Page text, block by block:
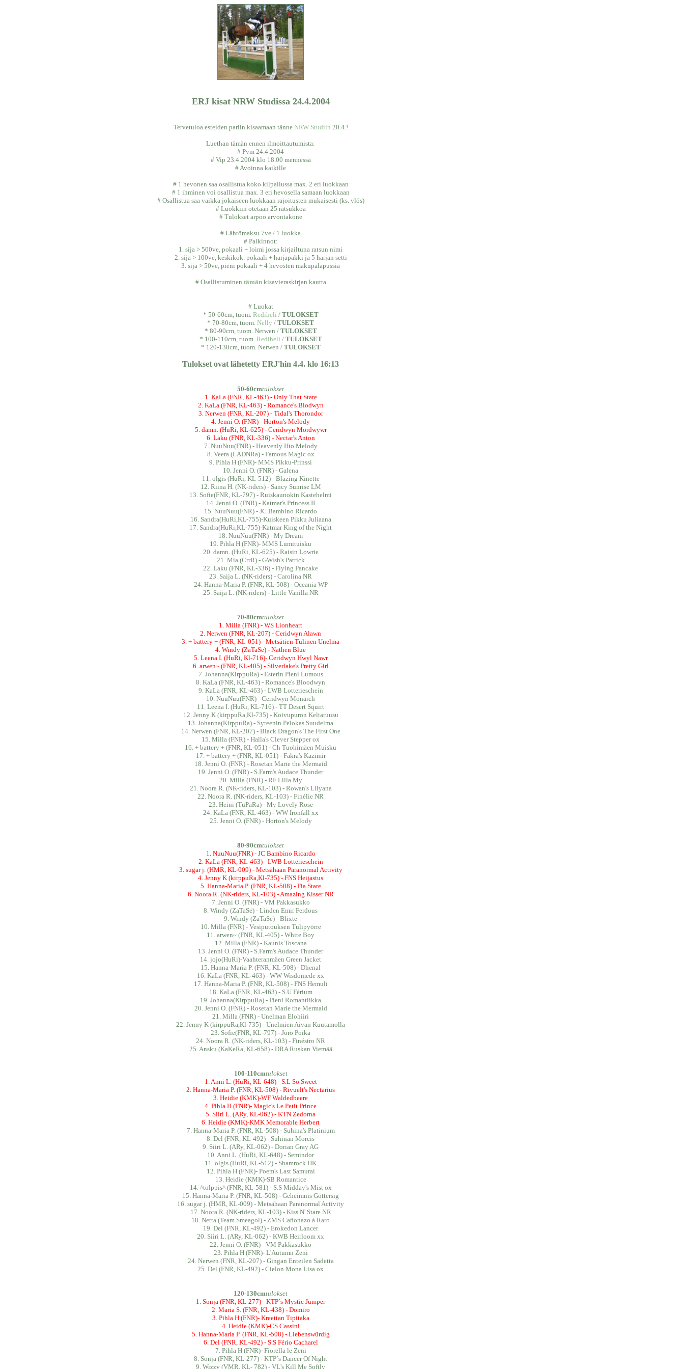
ERJ kisat NRW Studissa 24.4.2004
Tervetuloa esteiden pariin kisaamaan tänne NRW Studiin 20.4.!
Luethan tämän ennen ilmoittautumista:
# Pvm 24.4.2004
# Vip 23.4.2004 klo 18.00 mennessä
# Avoinna kaikille
# 1 hevonen saa osallistua koko kilpailussa max. 2 eri luokkaan
# 1 ihminen voi osallistua max. 3 eri hevosella samaan luokkaan
# Osallistua saa vaikka jokaiseen luokkaan rajoitusten mukaisesti (ks. ylös)
# Luokkiin otetaan 25 ratsukkoa
# Tulokset arpoo arvontakone
# Lähtömaksu 7ve / 1 luokka
# Palkinnot:
1. sija > 500ve, pokaali + loimi jossa kirjailtuna ratsun nimi
2. sija > 100ve, keskikok. pokaali + harjapakki ja 5 harjan setti
3. sija > 50ve, pieni pokaali + 4 hevosten makupalapussia
# Osallistuminen tämänkisavieraskirjan kautta
# Luokat
* 50-60cm, tuom. Rediheli / TULOKSET
* 70-80cm, tuom. Nelly / TULOKSET
* 80-90cm, tuom. Nerwen / TULOKSET
* 100-110cm, tuom. Rediheli / TULOKSET
* 120-130cm, tuom. Nerwen / TULOKSET
Tulokset ovat lähetetty ERJ'hin 4.4. klo 16:13
50-60cmtulokset
1. KaLa (FNR, KL-463) - Only That Stare
2. KaLa (FNR, KL-463) - Romance's Blodwyn
3. Nerwen (FNR, KL-207) - Tidal's Thorondor
4. Jenni O. (FNR) - Horton's Melody
5. damn. (HuRi, KL-625) - Ceridwyn Mordwywr
6. Laku (FNR, KL-336) - Nectar's Anton
7. NuuNuu(FNR) - Heavenly Hto Melody
8. Veera (LADNRa) - Famous Magic ox
9. Pihla H (FNR)- MMS Pikku-Prinssi
10. Jenni O. (FNR) - Galena
11. olgis (HuRi, KL-512) - Blazing Kinette
12. Riina H. (NK-riders) - Sancy Sunrise LM
13. Sofie(FNR, KL-797) - Ruiskaunokin Kastehelmi
14. Jenni O. (FNR) - Katmar's Princess II
15. NuuNuu(FNR) - JC Bambino Ricardo
16. Sandra(HuRi,KL-755)-Kuiskeen Pikku Juliaana
17. Sandra(HuRi,KL-755)-Katmar King of the Night
18. NuuNuu(FNR) - My Dream
19. Pihla H (FNR)- MMS Lumituisku
20. damn. (HuRi, KL-625) - Raisin Lowrie
21. Mia (CrrR) - GWish's Patrick
22. Laku (FNR, KL-336) - Flying Pancake
23. Saija L. (NK-riders) - Carolina NR
24. Hanna-Maria P. (FNR, KL-508) - Oceania WP
25. Saija L. (NK-riders) - Little Vanilla NR
70-80cmtulokset
1. Milla (FNR) - WS Lionheart
2. Nerwen (FNR, KL-207) - Ceridwyn Alawn
3. + battery + (FNR, KL-051) - Metsätien Tulinen Unelma
4. Windy (ZaTaSe) - Nathen Blue
5. Leena I. (HuRi, Kl-716)- Ceridwyn Hwyl Nawr
6. arwen~ (FNR, KL-405) - Silverlake's Pretty Girl
7. Johanna(KirppuRa) - Esterin Pieni Lumous
8. KaLa (FNR, KL-463) - Romance's Bloodwyn
9. KaLa (FNR, KL-463) - LWB Lotterieschein
10. NuuNuu(FNR) - Ceridwyn Monarch
11. Leena I. (HuRi, KL-716) - TT Desert Squirt
12. Jenny K (kirppuRa,Kl-735) - Koivupuron Keltaruusu
13. Johanna(KirppuRa) - Syreenin Pelokas Suudelma
14. Nerwen (FNR, KL-207) - Black Dragon's The First One
15. Milla (FNR) - Halla's Clever Stepper ox
16. + battery + (FNR, KL-051) - Ch Tuohimäen Muisku
17. + battery + (FNR, KL-051) - Fakra's Kazimir
18. Jenni O. (FNR) - Rosetan Marie the Mermaid
19. Jenni O. (FNR) - S.Farm's Audace Thunder
20. Milla (FNR) - RF Lilla My
21. Noora R. (NK-riders, KL-103) - Rowan's Lilyana
22. Noora R. (NK-riders, KL-103) - Finélie NR
23. Heini (TuPaRa) - My Lovely Rose
24. KaLa (FNR, KL-463) - WW Ironfall xx
25. Jenni O. (FNR) - Horton's Melody
80-90cmtulokset
1. NuuNuu(FNR) - JC Bambino Ricardo
2. KaLa (FNR, KL-463) - LWB Lotterieschein
3. sugar j. (HMR, KL-009) - Metsähaan Paranormal Activity
4. Jenny K (kirppuRa,Kl-735) - FNS Heijastus
5. Hanna-Maria P. (FNR, KL-508) - Fia Stare
6. Noora R. (NK-riders, KL-103) - Amazing Kisser NR
7. Jenni O. (FNR) - VM Pakkasukko
8. Windy (ZaTaSe) - Linden Emir Ferdous
9. Windy (ZaTaSe) - Blixte
10. Milla (FNR) - Vesiputouksen Tulipyörre
11. arwen~ (FNR, KL-405) - White Boy
12. Milla (FNR) - Kaunis Toscana
13. Jenni O. (FNR) - S.Farm's Audace Thunder
14. jojo(HuRi)-Vaahteranmäen Green Jacket
15. Hanna-Maria P. (FNR, KL-508) - Dhenal
16. KaLa (FNR, KL-463) - WW Wisdomede xx
17. Hanna-Maria P. (FNR, KL-508) - FNS Hemuli
18. KaLa (FNR, KL-463) - S.U Férium
19. Johanna(KirppuRa) - Pieni Romantiikka
20. Jenni O. (FNR) - Rosetan Marie the Mermaid
21. Milla (FNR) - Unelman Elohiiri
22. Jenny K (kirppuRa,Kl-735) - Unelmien Aivan Kuutamolla
23. Sofie(FNR, KL-797) - Jörö Poika
24. Noora R. (NK-riders, KL-103) - Finéstro NR
25. Ansku (KaKeRa, KL-658) - DRA Ruskan Viemää
100-110cmtulokset
1. Anni L. (HuRi, KL-648) - S.L So Sweet
2. Hanna-Maria P. (FNR, KL-508) - Rivuelt's Nectarius
3. Heidie (KMK)-WF Waldedbeere
4. Pihla H (FNR)- Magic's Le Petit Prince
5. Siiri L. (ARy, KL-062) - KTN Zedorna
6. Heidie (KMK)-KMK Memorable Herbert
7. Hanna-Maria P. (FNR, KL-508) - Suhina's Platinium
8. Del (FNR, KL-492) - Suhinan Morcis
9. Siiri L. (ARy, KL-062) - Dorian Gray AG
10. Anni L. (HuRi, KL-648) - Semindor
11. olgis (HuRi, KL-512) - Shamrock HK
12. Pihla H (FNR)- Poem's Last Samurai
13. Heidie (KMK)-SB Romantice
14. ^tolppis^ (FNR, KL-581) - S.S Midday's Mist ox
15. Hanna-Maria P. (FNR, KL-508) - Geheimnis Göttersig
16. sugar j. (HMR, KL-009) - Metsähaan Paranormal Activity
17. Noora R. (NK-riders, KL-103) - Kiss N' Stare NR
18. Netta (Team Smeagol) - ZMS Cañonazo á Raro
19. Del (FNR, KL-492) - Erokedon Lancer
20. Siiri L. (ARy, KL-062) - KWB Heirloom xx
22. Jenni O. (FNR) - VM Pakkasukko
23. Pihla H (FNR)- L'Autumn Zeni
24. Nerwen (FNR, KL-207) - Gingan Enteilen Sadetta
25. Del (FNR, KL-492) - Cielon Mona Lisa ox
120-130cmtulokset
1. Sonja (FNR, KL-277) - KTP´s Mystic Jumper
2. Maria S. (FNR, KL-438) - Domiro
3. Pihla H (FNR)- Kreettan Tipitaka
4. Heidie (KMK)-CS Cassini
5. Hanna-Maria P. (FNR, KL-508) - Liebenswürdig
6. Del (FNR, KL-492) - S.S Fério Cacharel
7. Pihla H (FNR)- Fiorella le Zeni
8. Sonja (FNR, KL-277) - KTP´s Dancer Of Night
9. Wizzy (VMR, KL- 782) - VL's Kill Me Softly